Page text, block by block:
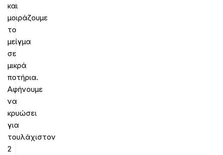
και
μοιράζουμε
το
μείγμα
σε
μικρά
ποτήρια.
Αφήνουμε
να
κρυώσει
για
τουλάχιστον
2